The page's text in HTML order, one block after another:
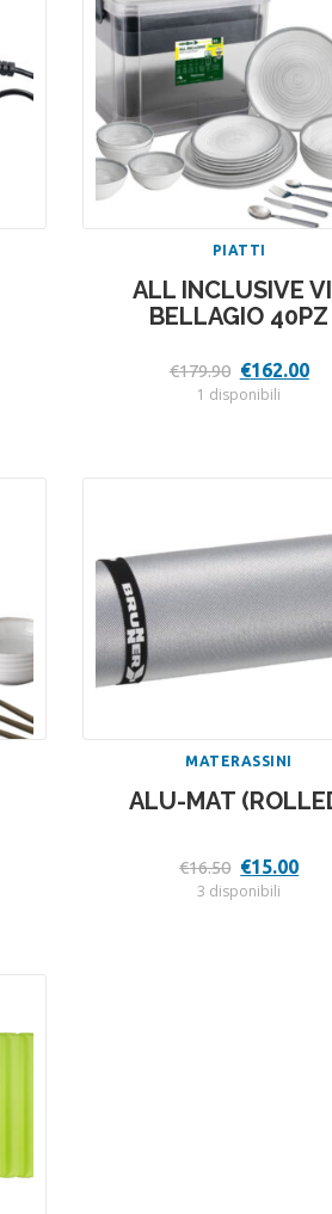
PIATTI
ALL INCLUSIVE
BELLAGIO 40PZ
€179.90 Il
prezzo
originale
€162.00Il
1 disponibili
MATERASSINI
ALU-MAT
€16.50 Il
prezzo
originale
€15.00Il
3 disponibili